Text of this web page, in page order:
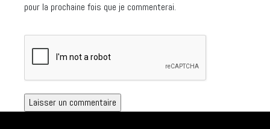
pour la prochaine fois que je commenterai.